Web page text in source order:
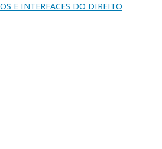
E INTERFACES DO DIREITO